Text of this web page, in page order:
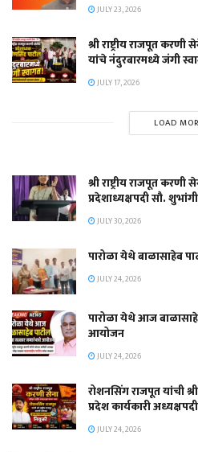
JULY 23, 2026
श्री राष्ट्रीय राजपूत
यांचे नंदुरबारमध्ये जंगी
JULY 17, 2026
LOAD
श्री राष्ट्रीय राजपूत करणी
प्रदेशाध्यक्षपदी सौ.
JULY 30, 2026
पारोळा येथे बाळासाहेब
JULY 24, 2026
पारोळा येथे आज
आयोजन
JULY 24, 2026
रोशनसिंग राजपूत यांची
प्रदेश कार्यकारी
JULY 24, 2026